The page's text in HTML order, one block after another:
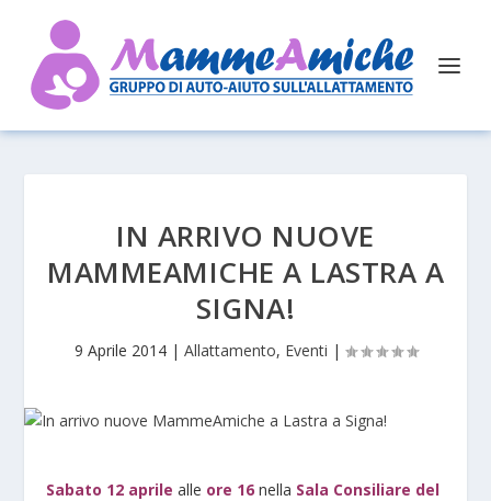
IN ARRIVO NUOVE
MAMMEAMICHE A LASTRA A
SIGNA!
9 Aprile 2014| Allattamento, Eventi |
Sabato 12 aprile alle ore 16 nella Sala Consiliare del